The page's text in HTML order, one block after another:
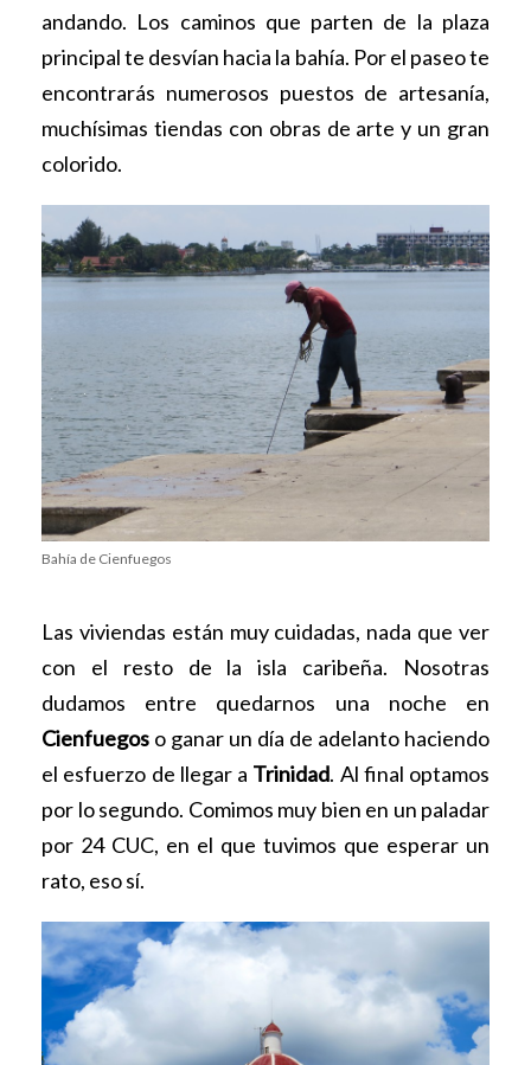
andando. Los caminos que parten de la plaza
principal te desvían hacia la bahía. Por el paseo te
encontrarás numerosos puestos de artesanía,
muchísimas tiendas con obras de arte y un gran
colorido.
Bahía de Cienfuegos
Las viviendas están muy cuidadas, nada que ver
con el resto de la isla caribeña. Nosotras
dudamos entre quedarnos una noche en
Cienfuegos o ganar un día de adelanto haciendo
el esfuerzo de llegar a Trinidad. Al final optamos
por lo segundo. Comimos muy bien en un paladar
por 24 CUC, en el que tuvimos que esperar un
rato, eso sí.